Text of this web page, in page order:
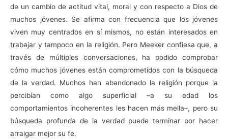
de un cambio de actitud vital, moral y con respecto a Dios de
muchos jóvenes. Se afirma con frecuencia que los jóvenes
viven muy centrados en sí mismos, no están interesados en
trabajar y tampoco en la religión. Pero Meeker confiesa que, a
través de múltiples conversaciones, ha podido comprobar
cómo muchos jóvenes están comprometidos con la búsqueda
de la verdad. Muchos han abandonado la religión porque la
percibían como algo superficial –a su edad los
comportamientos incoherentes les hacen más mella–, pero su
búsqueda profunda de la verdad puede terminar por hacer
arraigar mejor su fe.